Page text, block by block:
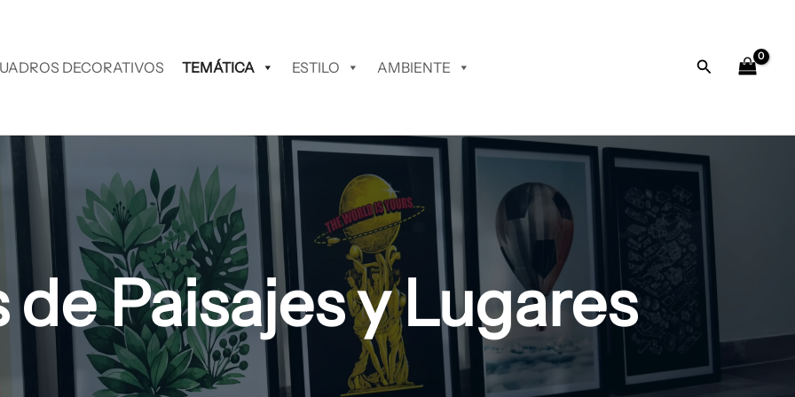
DECORATIVOS TEMÁTICA ESTILO AMBIENTE Buscar
Paisajes y Lugares